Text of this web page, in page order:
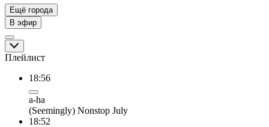
Ещё города
В эфир
Плейлист
18:56
a-ha
(Seemingly) Nonstop July
18:52